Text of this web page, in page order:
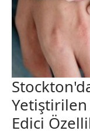
Yetiştirilen
Edici